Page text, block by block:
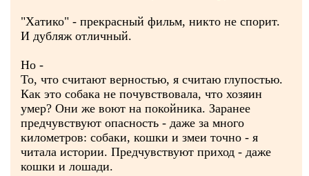
"Хатико" - прекрасный фильм, никто не спорит.
И дубляж отличный.
Но -
То, что считают верностью, я считаю глупостью.
Как это собака не почувствовала, что хозяин
умер? Они же воют на покойника. Заранее
предчувствуют опасность - даже за много
километров: собаки, кошки и змеи точно - я
читала истории. Предчувствуют приход - даже
кошки и лошади.